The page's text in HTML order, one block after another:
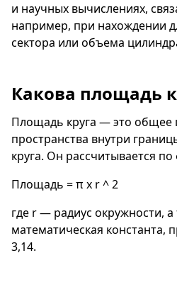
и научных вычислениях,
например, при нахождении
сектора или объема
Какова площадь
Площадь круга — это общее
пространства внутри
круга. Он рассчитывается
Площадь = π x r ^ 2
где r — радиус окружности,
математическая константа,
3,14.